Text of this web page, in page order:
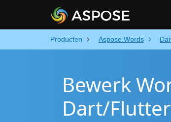
Producten Aspose.Words
Bewerk
Dart/